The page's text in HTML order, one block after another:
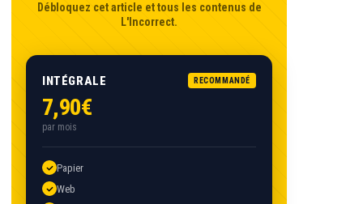
Débloquez cet article et tous les contenus de
L'Incorrect.
INTÉGRALE RECOMMANDÉ
7,90€
par mois
Papier
Web